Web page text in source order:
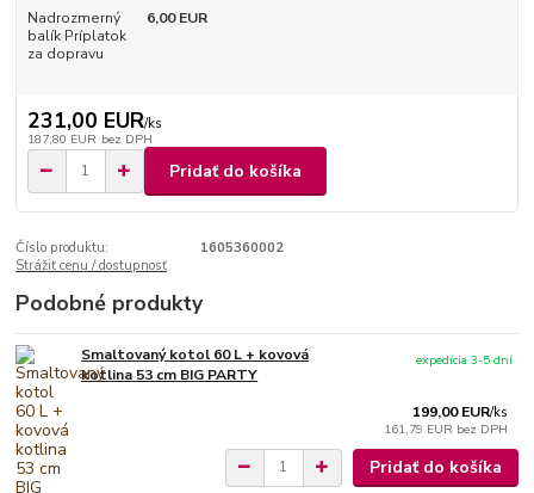
Nadrozmerný
balík Príplatok
za dopravu
6,00 EUR
231,00 EUR/ks
187,80 EUR bez DPH
Pridať do košíka
Číslo produktu:
1605360002
Strážiť cenu / dostupnosť
Podobné produkty
Smaltovaný kotol 60 L + kovová
kotlina 53 cm BIG PARTY
199,00 EUR/ks
161,79 EUR bez DPH
expedícia 3-5 dní
Pridať do košíka